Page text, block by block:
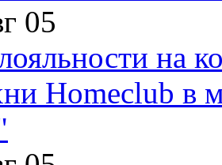
05
на
Homeclub в